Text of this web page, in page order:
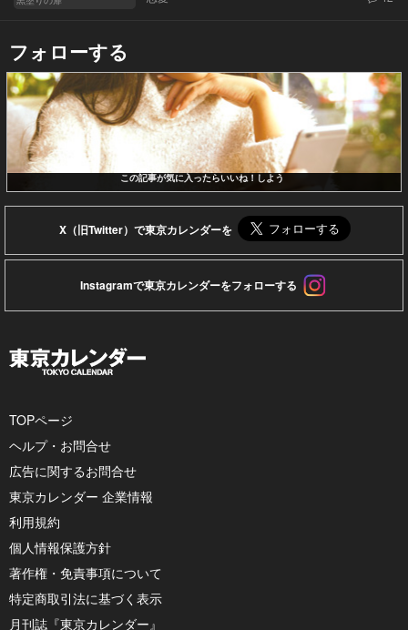
フォローする
この記事が気に入ったらいいね！しよう
X（旧Twitter）で東京カレンダーを
Instagramで東京カレンダーをフォローする
TOPページ
ヘルプ・お問合せ
広告に関するお問合せ
東京カレンダー 企業情報
利用規約
個人情報保護方針
著作権・免責事項について
特定商取引法に基づく表示
月刊誌『東京カレンダー』